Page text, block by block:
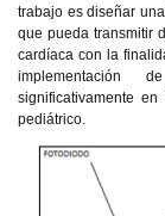
trabajo es diseñar
que pueda transmitir
cardíaca con la
implementación
significativamente
pediátrico.